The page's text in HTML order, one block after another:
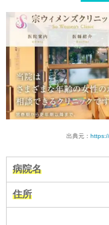
出典元：
病院名
住所